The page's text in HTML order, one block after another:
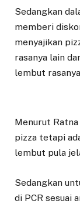
Sedangkan
memberi
menyajikan
rasanya lain
lembut
Menurut Ratna
pizza tetapi
lembut pula
Sedangkan
di PCR sesuai